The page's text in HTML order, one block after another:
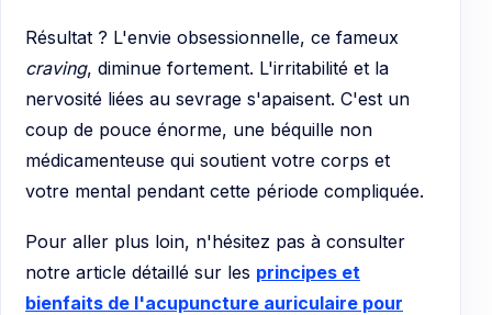
Résultat ? L'envie obsessionnelle, ce fameux
craving, diminue fortement. L'irritabilité et la
nervosité liées au sevrage s'apaisent. C'est un
coup de pouce énorme, une béquille non
médicamenteuse qui soutient votre corps et
votre mental pendant cette période compliquée.
Pour aller plus loin, n'hésitez pas à consulter
notre article détaillé sur les principes et
bienfaits de l'acupuncture auriculaire pour